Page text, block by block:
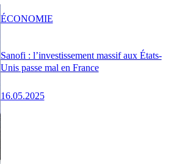
Sanofi : l’investissement massif aux États-
Unis passe mal en France
16.05.2025
ÉCONOMIE